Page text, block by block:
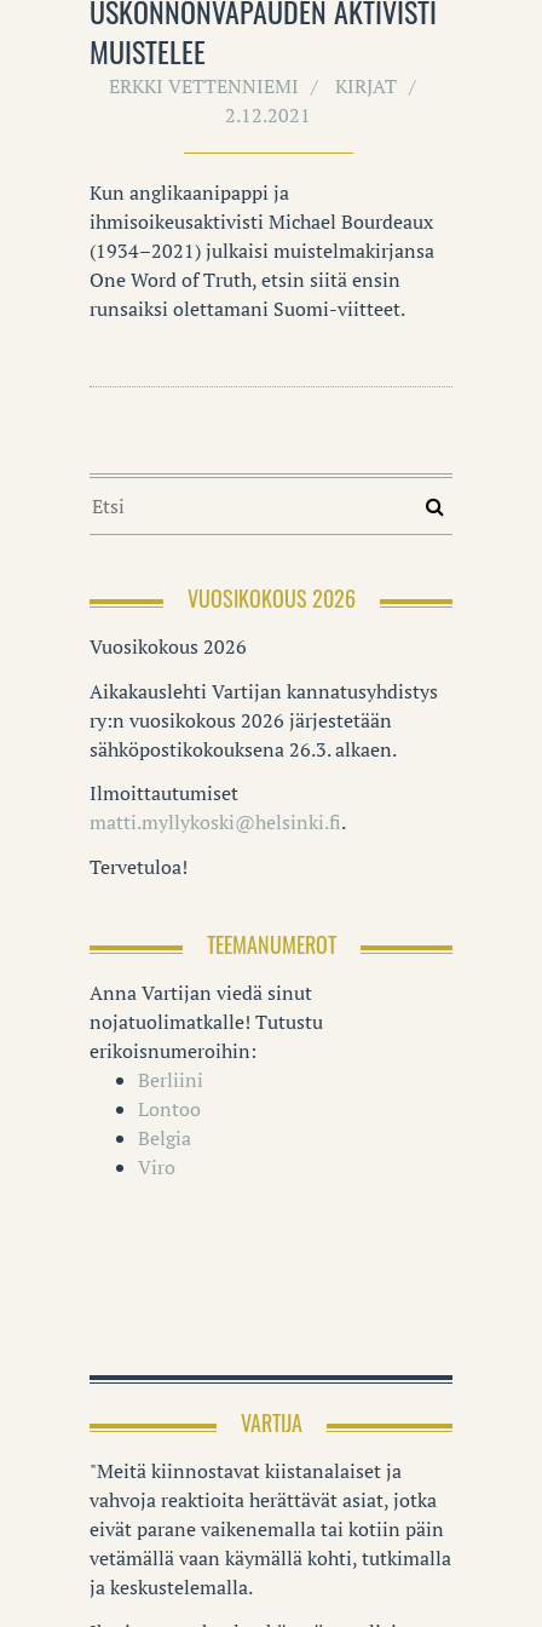
USKONNONVAPAUDEN AKTIVISTI
MUISTELEE
ERKKI VETTENNIEMI
KIRJAT
2.12.2021
Kun anglikaanipappi ja
ihmisoikeusaktivisti Michael Bourdeaux
(1934–2021) julkaisi muistelmakirjansa
One Word of Truth, etsin siitä ensin
runsaiksi olettamani Suomi-viitteet.
VUOSIKOKOUS 2026
Vuosikokous 2026
Aikakauslehti Vartijan kannatusyhdistys
ry:n vuosikokous 2026 järjestetään
sähköpostikokouksena 26.3. alkaen.
Ilmoittautumiset
matti.myllykoski@helsinki.fi.
Tervetuloa!
TEEMANUMEROT
Anna Vartijan viedä sinut
nojatuolimatkalle! Tutustu
erikoisnumeroihin:
Berliini
Lontoo
Belgia
Viro
VARTIJA
"Meitä kiinnostavat kiistanalaiset ja
vahvoja reaktioita herättävät asiat, jotka
eivät parane vaikenemalla tai kotiin päin
vetämällä vaan käymällä kohti, tutkimalla
ja keskustelemalla.